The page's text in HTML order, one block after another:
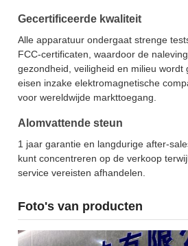
Gecertificeerde kwaliteit
Alle apparatuur ondergaat strenge
FCC-certificaten, waardoor de
gezondheid, veiligheid en milieu wordt
eisen inzake elektromagnetische
voor wereldwijde markttoegang.
Alomvattende steun
1 jaar garantie en langdurige after-
kunt concentreren op de verkoop
service vereisten afhandelen.
Foto's van producten